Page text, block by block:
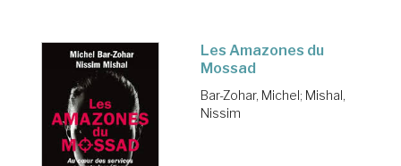
Les Amazones du
Mossad
Bar-Zohar, Michel; Mishal,
Nissim